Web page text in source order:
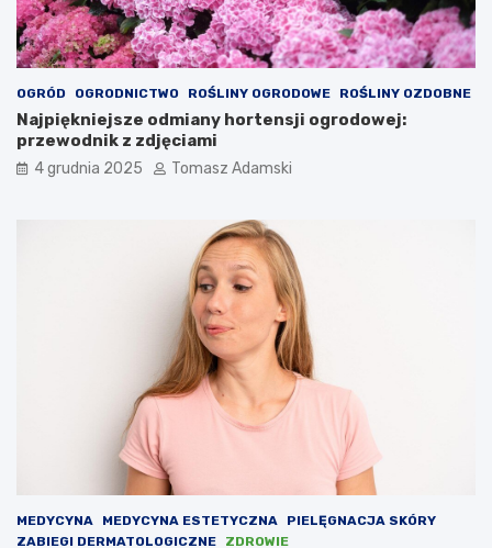
OGRÓD OGRODNICTWO ROŚLINY OGRODOWE ROŚLINY OZDOBNE
Najpiękniejsze odmiany hortensji ogrodowej:
przewodnik z zdjęciami
4 grudnia 2025 Tomasz Adamski
MEDYCYNA MEDYCYNA ESTETYCZNA
PIELĘGNACJA SKÓRY
ZABIEGI DERMATOLOGICZNE
ZDROWIE